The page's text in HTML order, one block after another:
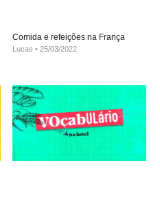
Comida e refeições na França
Lucas 25/03/2022